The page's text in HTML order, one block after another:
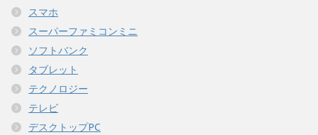
スマホ
スーパーファミコンミニ
ソフトバンク
タブレット
テクノロジー
テレビ
デスクトップPC